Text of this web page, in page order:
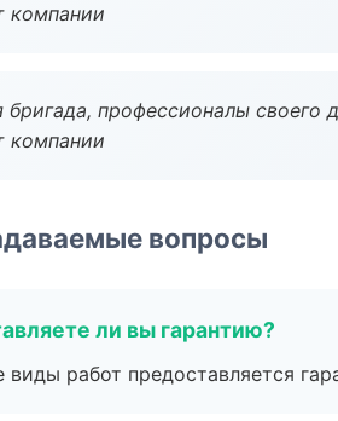
компании
бригада, профессионалы своего
компании
вопросы
ли вы гарантию?
виды работ предоставляется